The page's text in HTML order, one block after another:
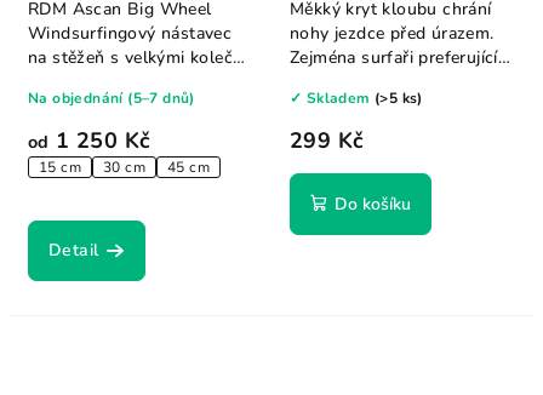
od 1 250 Kč
15 cm 30 cm 45 cm
Na objednání (5–7 dnů)
Detail
RDM Ascan Big Wheel
Windsurfingový nástavec
na stěžeň s velkými kolečky
299 Kč
✓ Skladem (>5 ks)
Do košíku
Měkký kryt kloubu chrání
nohy jezdce před úrazem.
Zejména surfaři preferující